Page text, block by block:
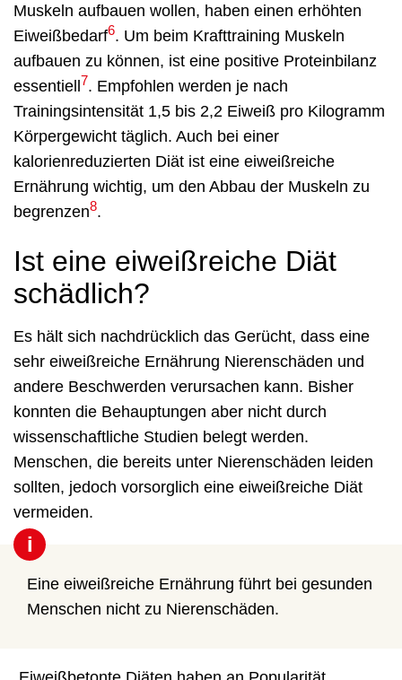
Muskeln aufbauen wollen, haben einen erhöhten
Eiweißbedarf6. Um beim Krafttraining Muskeln
aufbauen zu können, ist eine positive Proteinbilanz
essentiell7. Empfohlen werden je nach
Trainingsintensität 1,5 bis 2,2 Eiweiß pro Kilogramm
Körpergewicht täglich. Auch bei einer
kalorienreduzierten Diät ist eine eiweißreiche
Ernährung wichtig, um den Abbau der Muskeln zu
begrenzen8.
Ist eine eiweißreiche Diät
schädlich?
Es hält sich nachdrücklich das Gerücht, dass eine
sehr eiweißreiche Ernährung Nierenschäden und
andere Beschwerden verursachen kann. Bisher
konnten die Behauptungen aber nicht durch
wissenschaftliche Studien belegt werden.
Menschen, die bereits unter Nierenschäden leiden
sollten, jedoch vorsorglich eine eiweißreiche Diät
vermeiden.
i
Eine eiweißreiche Ernährung führt bei gesunden
Menschen nicht zu Nierenschäden.